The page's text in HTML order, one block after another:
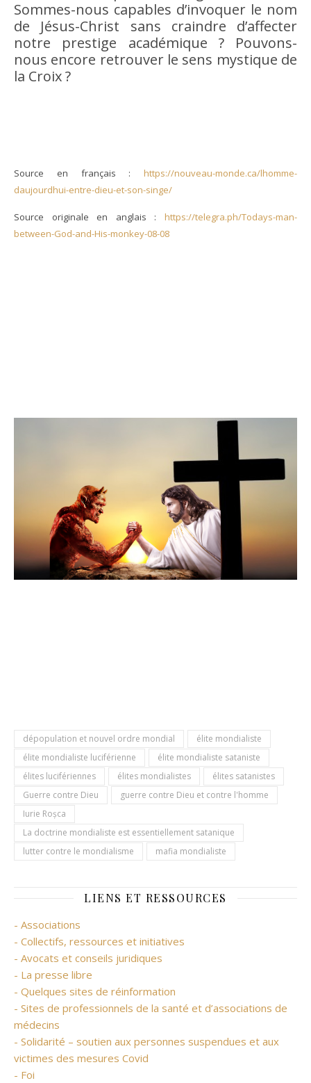
Sommes-nous capables d’invoquer le nom
de Jésus-Christ sans craindre d’affecter
notre prestige académique ? Pouvons-
nous encore retrouver le sens mystique de
la Croix ?
Source en français : https://nouveau-monde.ca/lhomme-
daujourdhui-entre-dieu-et-son-singe/
Source originale en anglais : https://telegra.ph/Todays-man-
between-God-and-His-monkey-08-08
dépopulation et nouvel ordre mondial
élite mondialiste
élite mondialiste luciférienne
élite mondialiste sataniste
élites lucifériennes
élites mondialistes
élites satanistes
Guerre contre Dieu
guerre contre Dieu et contre l'homme
Iurie Roșca
La doctrine mondialiste est essentiellement satanique
lutter contre le mondialisme
mafia mondialiste
LIENS ET RESSOURCES
- Associations
- Collectifs, ressources et initiatives
- Avocats et conseils juridiques
- La presse libre
- Quelques sites de réinformation
- Sites de professionnels de la santé et d’associations de
médecins
- Solidarité – soutien aux personnes suspendues et aux
victimes des mesures Covid
- Foi